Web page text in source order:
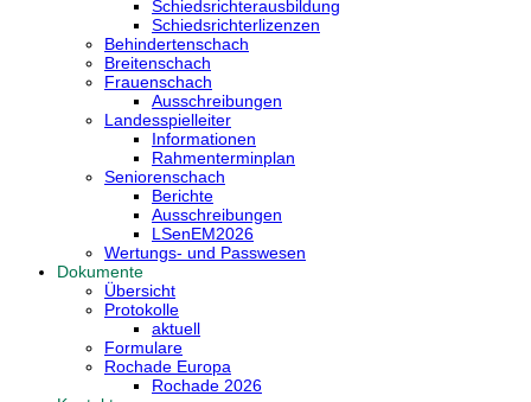
Schiedsrichterausbildung
Schiedsrichterlizenzen
Behindertenschach
Breitenschach
Frauenschach
Ausschreibungen
Landesspielleiter
Informationen
Rahmenterminplan
Seniorenschach
Berichte
Ausschreibungen
LSenEM2026
Wertungs- und Passwesen
Dokumente
Übersicht
Protokolle
aktuell
Formulare
Rochade Europa
Rochade 2026